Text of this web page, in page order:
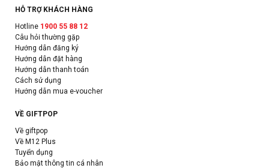
HỖ TRỢ KHÁCH HÀNG
Hotline 1900 55 88 12
Câu hỏi thường gặp
Hướng dẫn đăng ký
Hướng dẫn đặt hàng
Hướng dẫn thanh toán
Cách sử dụng
Hướng dẫn mua e-voucher
VỀ GIFTPOP
Về giftpop
Về M12 Plus
Tuyển dụng
Bảo mật thông tin cá nhân